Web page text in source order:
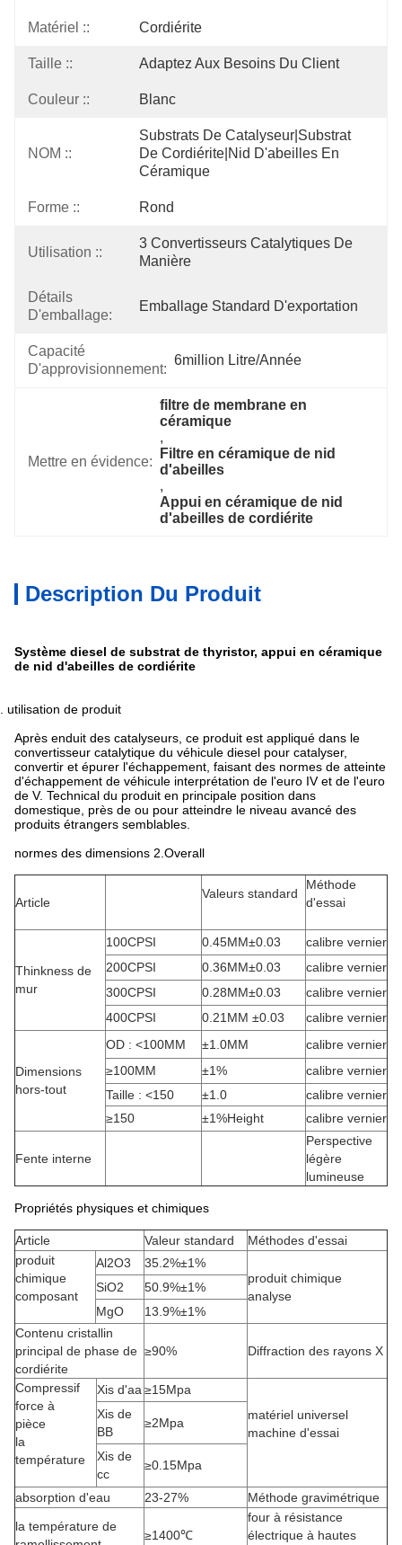
Matériel :: Cordiérite
Taille :: Adaptez Aux Besoins Du Client
Couleur :: Blanc
NOM ::
Substrats De Catalyseur|substrat
De Cordiérite|nid D'abeilles En
Céramique
Forme :: Rond
Utilisation ::
3 Convertisseurs Catalytiques De
Manière
Détails
D'emballage:
Emballage Standard D'exportation
Capacité
D'approvisionnement:
6million Litre/année
Mettre en évidence:
filtre de membrane en
céramique
,
Filtre en céramique de nid
d'abeilles
,
Appui en céramique de nid
d'abeilles de cordiérite
Description Du Produit
Système diesel de substrat de thyristor, appui en céramique
de nid d'abeilles de cordiérite
utilisation de produit
Après enduit des catalyseurs, ce produit est appliqué dans le
convertisseur catalytique du véhicule diesel pour catalyser,
convertir et épurer l'échappement, faisant des normes de atteinte
d'échappement de véhicule interprétation de l'euro IV et de l'euro
de V. Technical du produit en principale position dans
domestique, près de ou pour atteindre le niveau avancé des
produits étrangers semblables.
normes des dimensions 2.Overall
Article
Valeurs standard
Méthode
d'essai
Thinkness de
mur
100CPSI 0.45MM±0.03
calibre vernier
200CPSI
0.36MM±0.03
calibre vernier
300CPSI
0.28MM±0.03
calibre vernier
400CPSI
0.21MM ±0.03 calibre vernier
Dimensions
hors-tout
OD : <100MM ±1.0MM
calibre vernier
≥100MM
±1%
calibre vernier
Taille : <150
±1.0
calibre vernier
≥150
±1%Height calibre vernier
Fente interne
Perspective
légère
lumineuse
Propriétés physiques et chimiques
Article Valeur standard
Méthodes d'essai
produit
chimique
composant
Al2O3
35.2%±1%
produit chimique
analyse
SiO2
50.9%±1%
MgO
13.9%±1%
Contenu cristallin
principal de phase de
cordiérite
≥90% Diffraction des rayons X
Compressif
force à
pièce
la
température
Xis d'aa ≥15Mpa
matériel universel
machine d'essai
Xis de
BB
≥2Mpa
Xis de
cc
≥0.15Mpa
absorption d'eau 23-27%
Méthode gravimétrique
la température de
≥1400℃
four à résistance
électrique à hautes